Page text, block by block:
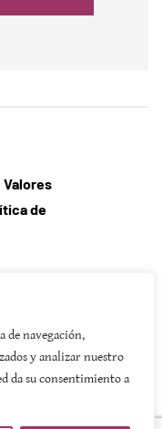
de navegación,
y analizar nuestro
da su consentimiento a
Valores
de